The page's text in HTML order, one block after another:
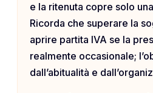
e la ritenuta copre solo
Ricorda che superare la
aprire partita IVA se la
realmente occasionale;
dall’abitualità e